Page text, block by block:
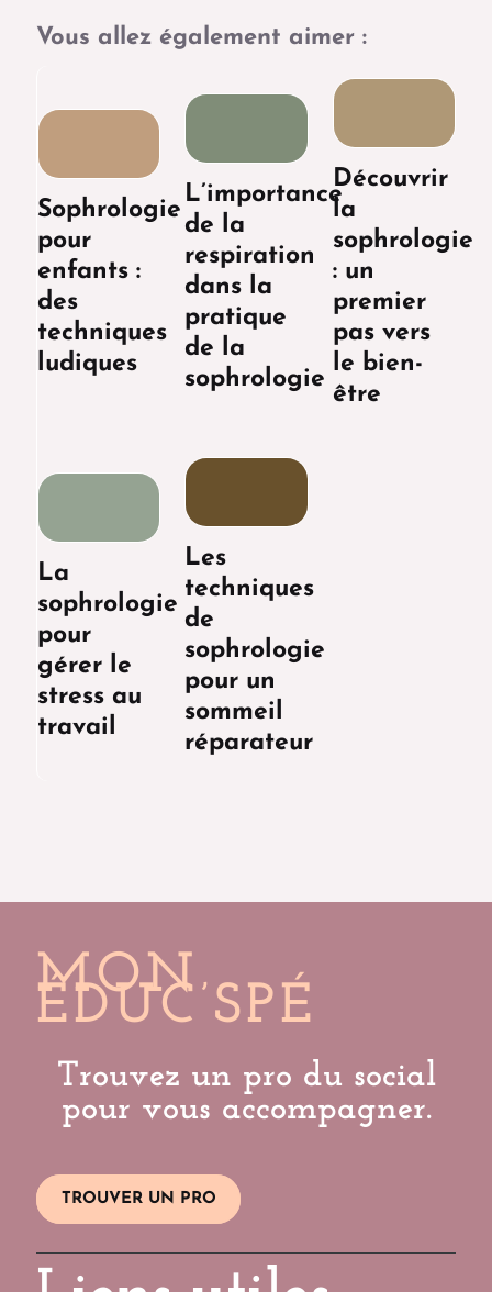
Vous allez également aimer :
Sophrologie
pour
enfants :
des
techniques
ludiques
L’importance
de la
respiration
dans la
pratique
de la
sophrologie
Découvrir
la
sophrologie
: un
premier
pas vers
le bien-
être
La
sophrologie
pour
gérer le
stress au
travail
Les
techniques
de
sophrologie
pour un
sommeil
réparateur
MON
ÉDUC’SPÉ
Trouvez un pro du social
pour vous accompagner.
TROUVER UN PRO